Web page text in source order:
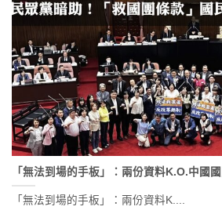
「無法到場的手板」：兩份資料K.O.中國
「無法到場的手板」：兩份資料K....